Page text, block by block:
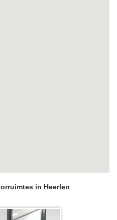
in Heerlen